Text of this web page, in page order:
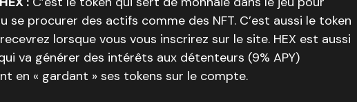
se procurer des actifs comme des NFT. C’est aussi le token
lorsque vous vous inscrirez sur le site. HEX est aussi
va générer des intérêts aux détenteurs (9% APY)
en « gardant » ses tokens sur le compte.